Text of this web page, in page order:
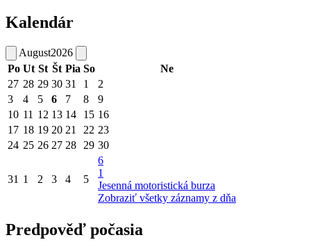
Kalendár
August2026
Po Ut St Št Pia So
Ne
27 28 29 30 31 1
2
3
4 5 6 7 8
9
10 11 12 13 14 15 16
17 18 19 20 21 22 23
24 25 26 27 28 29 30
31 1 2 3 4 5
6
1
Jesenná motoristická burza
Zobraziť všetky záznamy z dňa
Predpověď počasia